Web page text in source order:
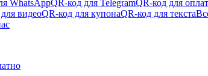
WhatsAppQR-код для TelegramQR-код для
видеоQR-код для купонаQR-код для текста